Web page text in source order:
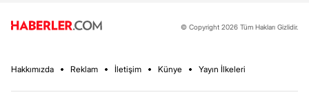
© Copyright 2026 Tüm Hakları Gizlidir.
Hakkımızda Reklam İletişim Künye Yayın İlkeleri